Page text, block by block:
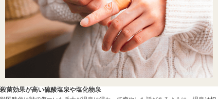
殺菌効果が高い硫酸塩泉や塩化物泉